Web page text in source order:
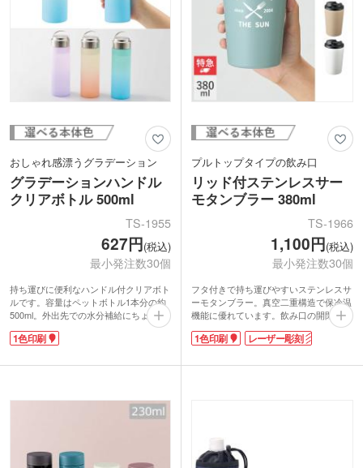
おしゃれ感漂うグラデーション
グラデーションハンドル
クリアボトル 500ml
TS-1955
627円(税込)
最小発注数30個
持ち運びに便利なハンドル付クリアボト
ルです。容量はペットボトル1本分の約
500ml。外出先での水分補給にちょうど
いいサイズです。中身が見えない色付き
ボトルは生活感を抑えられてとってもス
ってもらえるノベルティアイテムです。
1色印刷
プルトップタイプの飲み口
リッド付ステンレスサー
モタンブラー 380ml
TS-1966
1,100円(税込)
最小発注数30個
フタ付きで持ち運びやすいステンレスサ
ーモタンブラー。真空二重構造で保冷温
機能に優れています。飲み口の開閉もで
きるので、飲まない時はフタをしておく
ことができます。ドリンクホルダーとし
いでくれます。容量は約380mlです。
1色印刷 レーザー彫刻